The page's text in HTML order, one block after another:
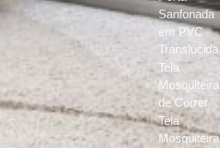
Sanfonada
em PVC
Translúcida
Tela
Mosquiteira
de Correr
Tela
Mosquiteira